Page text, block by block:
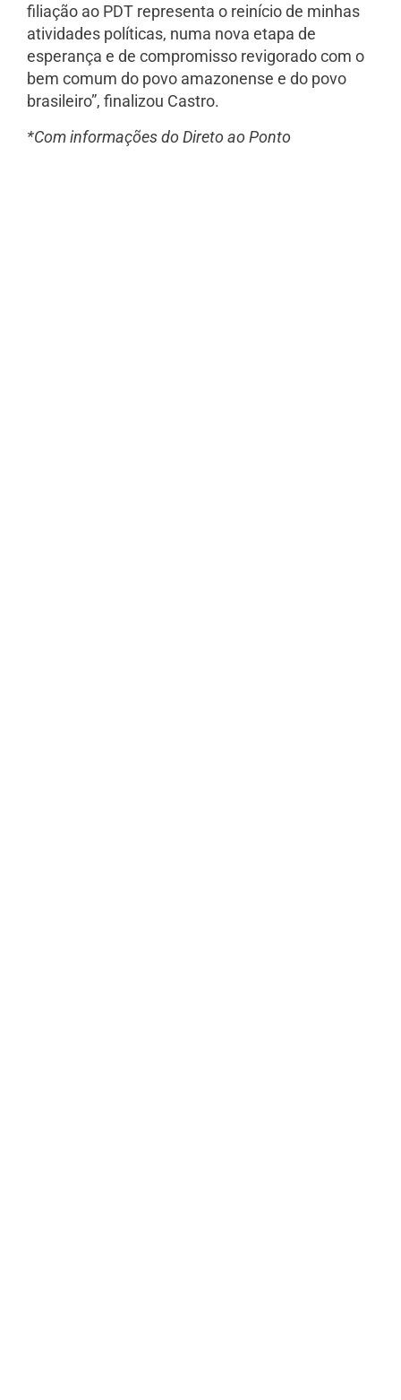
filiação ao PDT representa o reinício de minhas
atividades políticas, numa nova etapa de
esperança e de compromisso revigorado com o
bem comum do povo amazonense e do povo
brasileiro”, finalizou Castro.
*Com informações do Direto ao Ponto